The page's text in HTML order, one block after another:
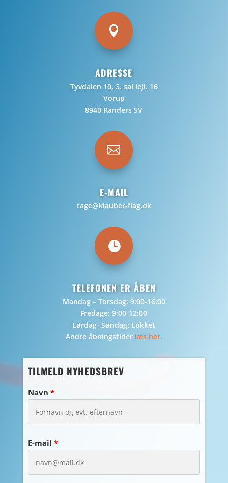

ADRESSE
Tyvdalen 10, 3. sal lejl. 16
Vorup
8940 Randers SV

E-MAIL
tage@klauber-flag.dk

TELEFONEN ER ÅBEN
Mandag – Torsdag: 9:00-16:00
Fredage: 9:00-12:00
Lørdag- Søndag: Lukket
Andre åbningstider læs her.
TILMELD NYHEDSBREV
Navn *
E-mail *